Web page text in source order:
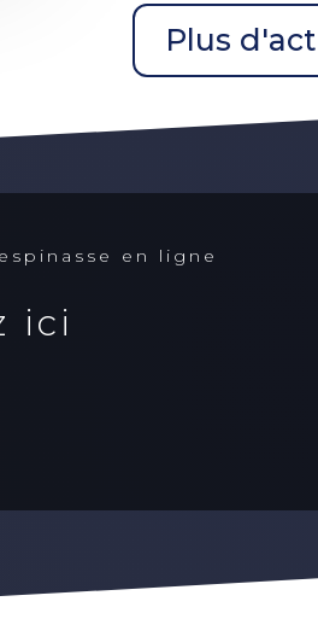
Plus
en ligne
ici